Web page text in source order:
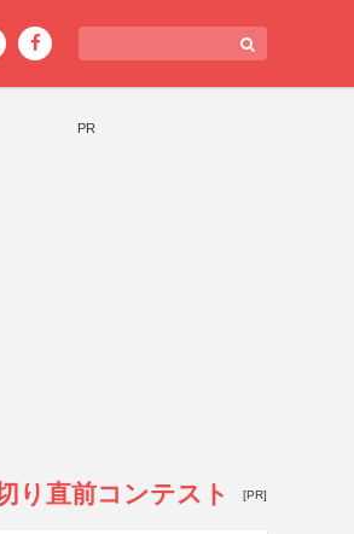
PR
り直前コンテスト [PR]